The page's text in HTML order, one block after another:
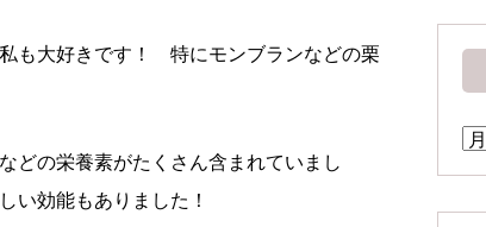
大好きです！ 特にモンブランなどの栗
どの栄養素がたくさん含まれていまし
い効能もありました！
ア
ー
カ